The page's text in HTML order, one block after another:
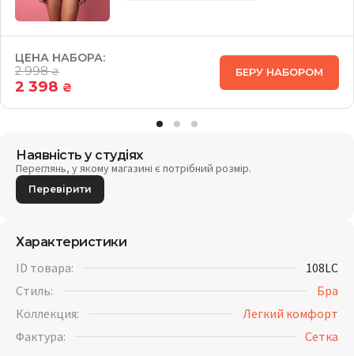
ЦЕНА НАБОРА:
2 998₴
2 398 ₴
БЕРУ НАБОРОМ
Наявність у студіях
Переглянь, у якому магазині є потрібний розмір.
Перевірити
Характеристики
ID товара:
108LC
Стиль:
Бра
Коллекция:
Легкий комфорт
Фактура:
Cетка